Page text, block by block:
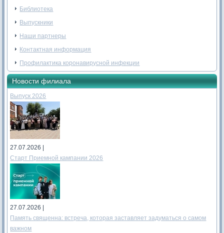
Библиотека
Выпускники
Наши партнеры
Контактная информация
Профилактика коронавирусной инфекции
Новости филиала
Выпуск 2026
27.07.2026 |
Старт Приемной кампании 2026
27.07.2026 |
Память священна: встреча, которая заставляет задуматься о самом
важном